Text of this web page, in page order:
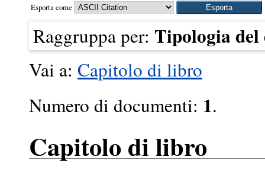
Esporta come
Raggruppa per: Tipologia del
Vai a: Capitolo di libro
Numero di documenti: 1.
Capitolo di libro